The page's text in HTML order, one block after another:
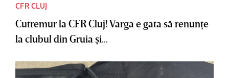
CFR CLUJ
Cutremur la CFR Cluj! Varga e gata să renunţe
la clubul din Gruia şi...